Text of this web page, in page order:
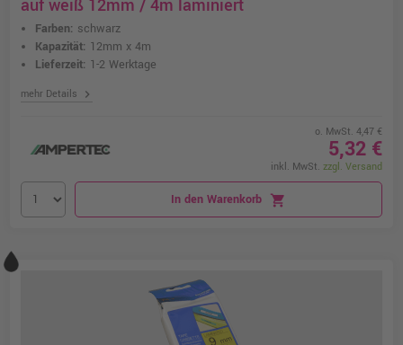
auf weiß 12mm / 4m laminiert
Farben: schwarz
Kapazität: 12mm x 4m
Lieferzeit: 1-2 Werktage
mehr Details chevron_right
o. MwSt. 4,47 €
5,32 €
inkl. MwSt. zzgl. Versand
In den Warenkorb shopping_cart